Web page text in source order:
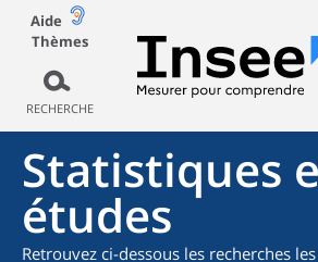
Aide
Thèmes
RECHERCHE
Statistiques
études
Retrouvez ci-dessous les recherches